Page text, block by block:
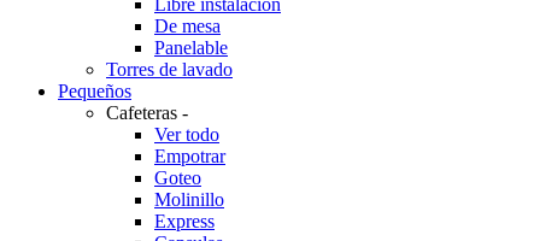
Libre instalacion
De mesa
Panelable
Torres de lavado
Pequeños
Cafeteras -
Ver todo
Empotrar
Goteo
Molinillo
Express